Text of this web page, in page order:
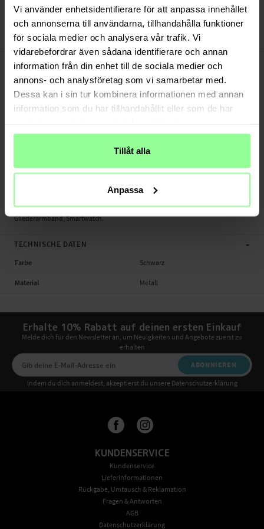
Vi använder enhetsidentifierare för att anpassa innehållet
och annonserna till användarna, tillhandahålla funktioner
för sociala medier och analysera vår trafik. Vi
vidarebefordrar även sådana identifierare och annan
information från din enhet till de sociala medier och
annons- och analysföretag som vi samarbetar med.
Dessa kan i sin tur kombinera informationen med annan
information som du har tillhandahållit eller som de har
Tillåt alla
Anpassa
30 Tage Rückgaberecht
Art number:47843
PRODUKTBESCHREIBUNG
Geeignet für:
- Xiaomi Watch S3
Verbindungsstift- Entferner: Separat gekauft
Gliederarmband, Smartwatch.
TECHNISCHE DATEN -
Farbe Schwarz
Material Metall
Erhalte 10% Rabatt auf deinen ersten Einkauf
Melde dich für den Newsletter an, um Neuigkeiten und Angebote zuerst zu
erhalten
ABONNIEREN
Indem du dich anmeldest, akzeptierst du unsere Datenschutzerklärung
KUNDENSERVICE
Kundenservice
Lieferinformationen
Rückgabe, Umtausch & Reklamation
Fragen & Antworten
AGB
Datenschutzerklärung